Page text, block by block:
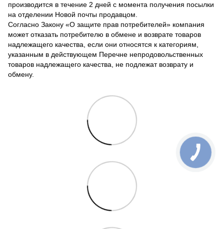
производится в течение 2 дней с момента получения посылки
на отделении Новой почты продавцом.
Согласно Закону «О защите прав потребителей» компания
может отказать потребителю в обмене и возврате товаров
надлежащего качества, если они относятся к категориям,
указанным в действующем Перечне непродовольственных
товаров надлежащего качества, не подлежат возврату и
обмену.